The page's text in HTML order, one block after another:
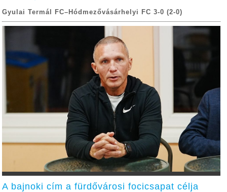
Gyulai Termál FC–Hódmezővásárhelyi FC 3-0 (2-0)
A bajnoki cím a fürdővárosi focicsapat célja